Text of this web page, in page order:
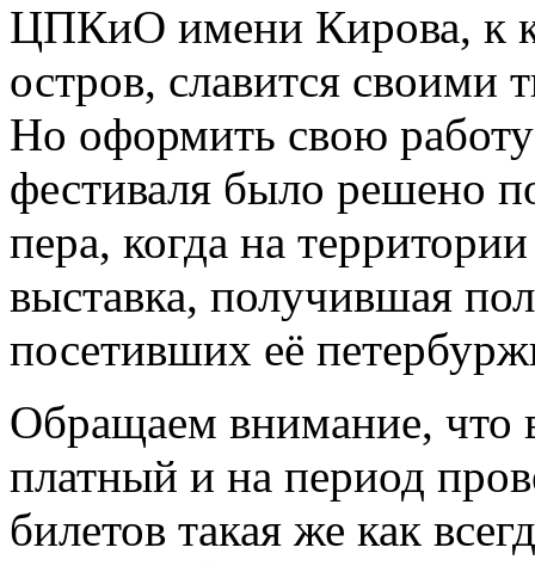
ЦПКиО имени Кирова, к
остров, славится своими
Но оформить свою
фестиваля было решено
пера, когда на
выставка, получившая
посетивших её
Обращаем внимание,
платный и на период
билетов такая же как